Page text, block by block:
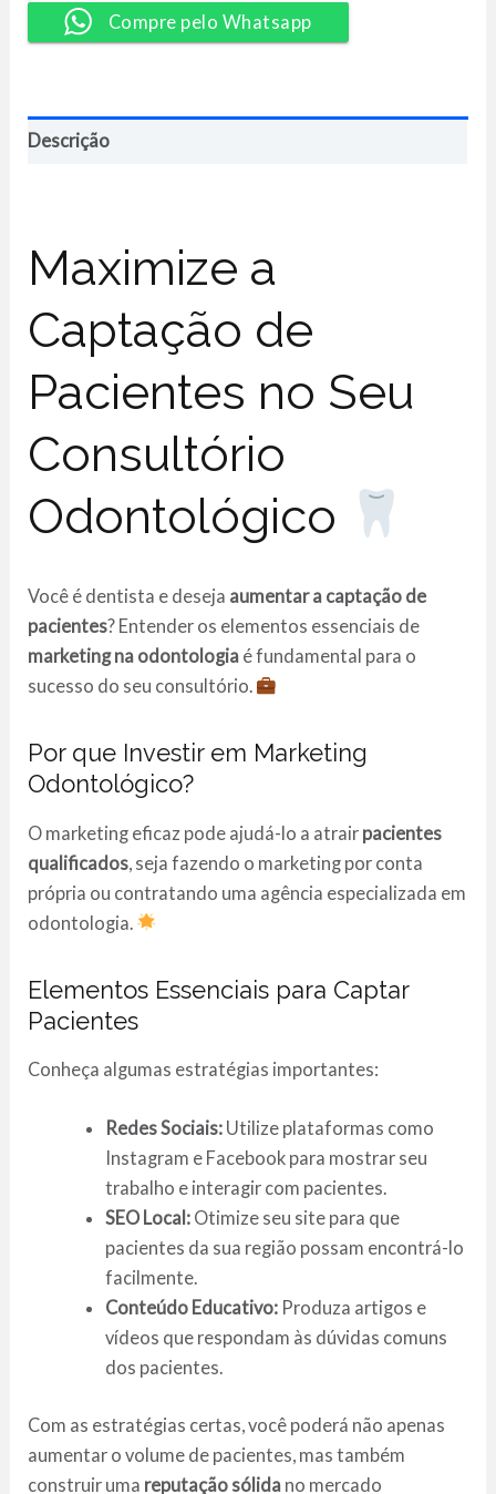
Marina
Compre pelo Whatsapp
Descrição
Maximize a
Captação de
Pacientes no Seu
Consultório
Odontológico
Você é dentista e deseja aumentar a captação de
pacientes? Entender os elementos essenciais de
marketing na odontologia é fundamental para o
sucesso do seu consultório.
Por que Investir em Marketing
Odontológico?
O marketing eficaz pode ajudá-lo a atrair pacientes
qualificados , seja fazendo o marketing por conta
própria ou contratando uma agência especializada em
odontologia.
Elementos Essenciais para Captar
Pacientes
Conheça algumas estratégias importantes:
Redes Sociais:Utilize plataformas como
Instagram e Facebook para mostrar seu
trabalho e interagir com pacientes.
SEO Local:Otimize seu site para que
pacientes da sua região possam encontrá-lo
facilmente.
Conteúdo Educativo:Produza artigos e
vídeos que respondam às dúvidas comuns
dos pacientes.
Com as estratégias certas, você poderá não apenas
aumentar o volume de pacientes, mas também
construir uma reputação sólida no mercado